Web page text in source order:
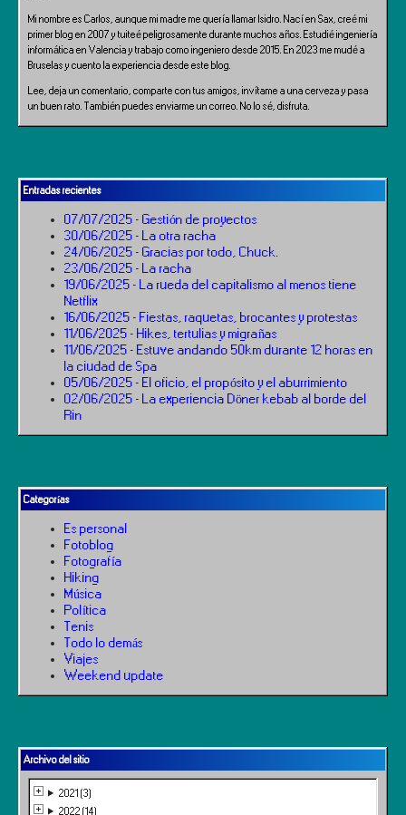
Mi nombre es Carlos, aunque mi madre me quería llamar Isidro. Nací en Sax, creé mi
primer blog en 2007 y tuiteé peligrosamente durante muchos años. Estudié ingeniería
informática en Valencia y trabajo como ingeniero desde 2015. En 2023 me mudé a
Bruselas y cuento la experiencia desde este blog.
Lee, deja un comentario, comparte con tus amigos, invítame a una cerveza y pasa
un buen rato. También puedes enviarme un correo. No lo sé, disfruta.
Entradas recientes
07/07/2025 - Gestión de proyectos
30/06/2025 - La otra racha
24/06/2025 - Gracias por todo, Chuck.
23/06/2025 - La racha
19/06/2025 - La rueda del capitalismo al menos tiene
Netflix
16/06/2025 - Fiestas, raquetas, brocantes y protestas
11/06/2025 - Hikes, tertulias y migrañas
11/06/2025 - Estuve andando 50km durante 12 horas en
la ciudad de Spa
05/06/2025 - El oficio, el propósito y el aburrimiento
02/06/2025 - La experiencia Döner kebab al borde del
Rin
Categorías
Es personal
Fotoblog
Fotografía
Hiking
Música
Política
Tenis
Todo lo demás
Viajes
Weekend update
Archivo del sitio
2021 (3)
2022 (14)